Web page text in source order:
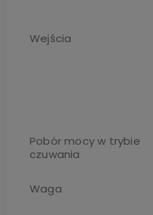
Wejścia
Pobór mocy w trybie
czuwania
Waga